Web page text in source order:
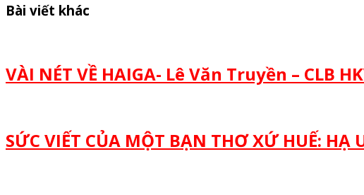
Bài viết khác
VÀI NÉT VỀ HAIGA- Lê Văn Truyền – CLB
SỨC VIẾT CỦA MỘT BẠN THƠ XỨ HUẾ: HẠ